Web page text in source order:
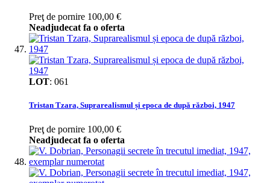
Preţ de pornire 100,00 €
Neadjudecat fa o oferta
LOT: 061
Tristan Tzara, Suprarealismul și epoca de după război, 1947
Preţ de pornire 100,00 €
Neadjudecat fa o oferta